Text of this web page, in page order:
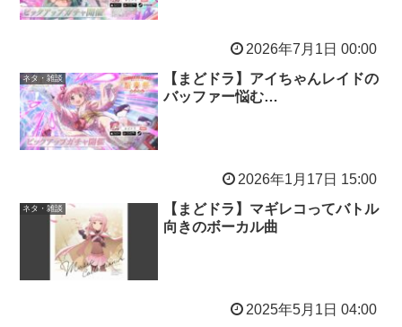
2026年7月1日 00:00
ネタ・雑談
【まどドラ】アイちゃんレイドの
バッファー悩む…
2026年1月17日 15:00
ネタ・雑談
【まどドラ】マギレコってバトル
向きのボーカル曲
2025年5月1日 04:00